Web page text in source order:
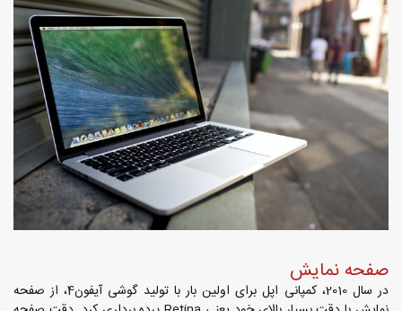
صفحه نمایش
در سال 2010، کمپانی اپل برای اولین بار با تولید گوشی آیفون4، از صفحه